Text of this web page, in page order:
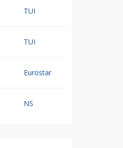
TUI
TUI
Eurostar
NS